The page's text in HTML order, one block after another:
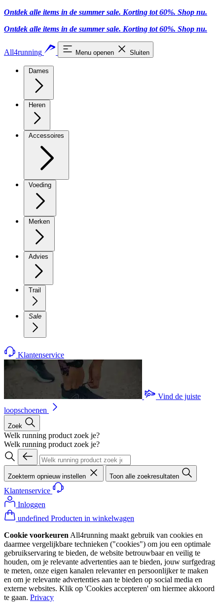
Ontdek alle items in de summer sale. Korting tot 60%. Shop nu.
Ontdek alle items in de summer sale. Korting tot 60%. Shop nu.
All4running Menu openen Sluiten
Dames
Heren
Accessoires
Voeding
Merken
Advies
Trail
Sale
Klantenservice
Vind de juiste
loopschoenen
Zoek
Welk running product zoek je?
Welk running product zoek je?
Zoekterm opnieuw instellen Toon alle zoekresultaten
Klantenservice
Inloggen
undefined Producten in winkelwagen
Cookie voorkeuren All4running maakt gebruik van cookies en
daarmee vergelijkbare technieken ("cookies") om jou een optimale
gebruikservaring te bieden, de website betrouwbaar en veilig te
houden, om je relevante advertenties aan te bieden, jouw surfgedrag
te meten, onze eigen kanalen relevanter en persoonlijker te maken
en om je relevante advertenties aan te bieden op social media en
externe websites. Klik op 'Cookies accepteren' om hiermee akkoord
te gaan. Privacy